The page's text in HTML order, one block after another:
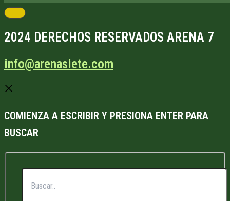
2024 DERECHOS RESERVADOS ARENA 7
info@arenasiete.com
COMIENZA A ESCRIBIR Y PRESIONA ENTER PARA
BUSCAR